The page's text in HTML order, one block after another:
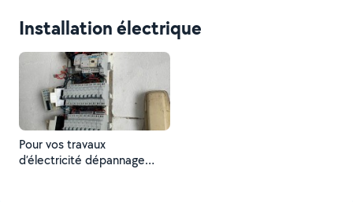
couteuc
Installation électrique
Pour vos travaux
d’électricité dépannage